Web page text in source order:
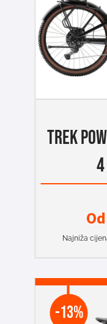
TREK
Najniža
-13%